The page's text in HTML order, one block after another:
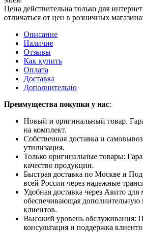
Цена действительна только для
отличаться от цен в розничных
Описание
Наличие
Отзывы
Как купить
Оплата
Доставка
Дополнительно
Преимущества покупки у нас:
Новый и оригинальный товар.
на комплект.
Собственная доставка и
утилизация.
Только оригинальные товары:
качество продукции.
Быстрая доставка по Москве и
всей России через надежные
Удобная доставка через Авито для
обеспечивающая дополнительную
клиентов.
Высокий уровень обслуживания:
консультация и поддержка